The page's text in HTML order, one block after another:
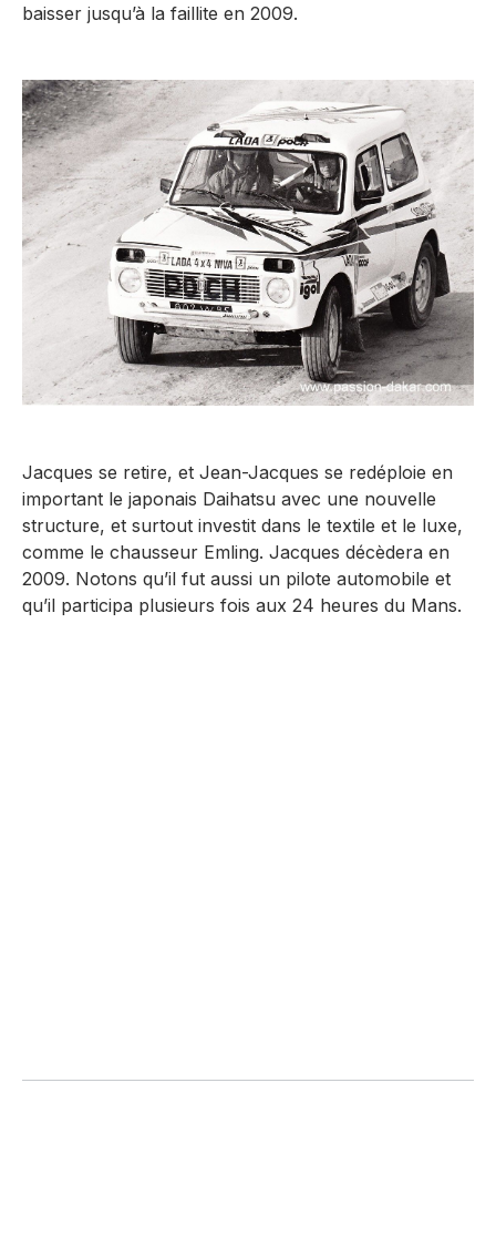
baisser jusqu’à la faillite en 2009.
Jacques se retire, et Jean-Jacques se redéploie en
important le japonais Daihatsu avec une nouvelle
structure, et surtout investit dans le textile et le luxe,
comme le chausseur Emling. Jacques décèdera en
2009. Notons qu’il fut aussi un pilote automobile et
qu’il participa plusieurs fois aux 24 heures du Mans.